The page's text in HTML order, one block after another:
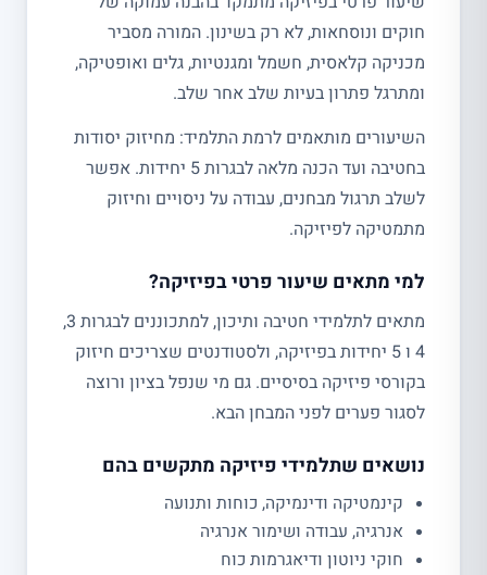
חוקים ונוסחאות, לא רק בשינון. המורה מסביר
מכניקה קלאסית, חשמל ומגנטיות, גלים ואופטיקה,
ומתרגל פתרון בעיות שלב אחר שלב.
השיעורים מותאמים לרמת התלמיד: מחיזוק יסודות
בחטיבה ועד הכנה מלאה לבגרות 5 יחידות. אפשר
לשלב תרגול מבחנים, עבודה על ניסויים וחיזוק
מתמטיקה לפיזיקה.
למי מתאים שיעור פרטי בפיזיקה?
מתאים לתלמידי חטיבה ותיכון, למתכוננים לבגרות 3,
4 ו 5 יחידות בפיזיקה, ולסטודנטים שצריכים חיזוק
בקורסי פיזיקה בסיסיים. גם מי שנפל בציון ורוצה
לסגור פערים לפני המבחן הבא.
נושאים שתלמידי פיזיקה מתקשים בהם
קינמטיקה ודינמיקה, כוחות ותנועה
אנרגיה, עבודה ושימור אנרגיה
חוקי ניוטון ודיאגרמות כוח